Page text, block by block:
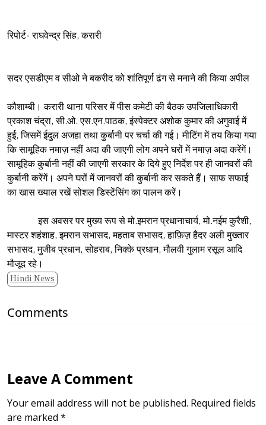
रिपोर्ट- राघवेन्द्र सिंह, करारी
सदर एसडीएम व सीओ ने बकरीद को शांतिपूर्ण ढंग से मनाने की किया अपील
कौशाम्बी। करारी थाना परिसर में पीस कमेटी की बैठक उपजिलाधिकारी
प्रकाश चंद्रा, सी.ओ. एस.एन.पाठक, इंस्पेक्टर अशोक कुमार की अगुवाई में
हुई, जिसमें ईदुल अजहा तथा कुर्बानी पर चर्चा की गई। मीटिंग में तय किया गया
कि सामूहिक नमाज़ नहीं अदा की जाएगी लोग अपने घरों में नमाज़ अदा करेंगें।
सामूहिक कुर्बानी नहीं की जाएगी सरकार के दिये हुए निर्देश पर ही जानवरों की
कुर्बानी करेंगें। अपने घरों में जानवरों की कुर्बानी कर सकते हैं। साफ सफाई
का खास ख्याल रखें सोशल डिस्टेंसिंग का पालन करें।
इस अवसर पर मुख्य रूप से मो.इमरान प्रधानाचार्य, मो.नईम कुरैशी,
मास्टर शहंशाह, इमरान सभासद, महताब सभासद, हाफ़िज़ हैदर अली मुख्तार
सभासद, मुजीब प्रधान, सोहराब, निक्के प्रधान, मौलवी गुलाम रसूल आदि
मौजूद रहे।
Hindi News
Comments
Leave A Comment
Your email address will not be published. Required fields
are marked *